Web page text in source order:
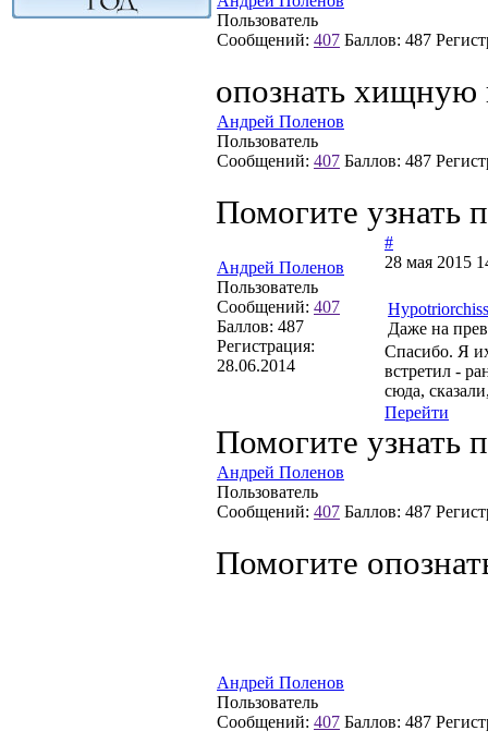
Пользователь
Сообщений: 407 Баллов: 487
опознать хищную
Андрей Поленов
Пользователь
Сообщений: 407 Баллов: 487
Помогите узнать
Андрей Поленов
Пользователь
Сообщений: 407
Баллов: 487
Регистрация:
28.06.2014
#
28 мая 2015
Hypotriorchiss
Даже на
Спасибо. Я
встретил -
сюда,
Перейти
Помогите узнать
Андрей Поленов
Пользователь
Сообщений: 407 Баллов: 487
Помогите
Андрей Поленов
Пользователь
Сообщений: 407 Баллов: 487